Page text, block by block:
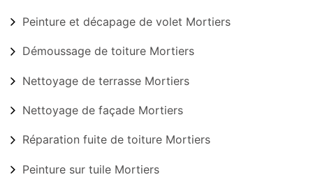
Peinture et décapage de volet Mortiers
Démoussage de toiture Mortiers
Nettoyage de terrasse Mortiers
Nettoyage de façade Mortiers
Réparation fuite de toiture Mortiers
Peinture sur tuile Mortiers